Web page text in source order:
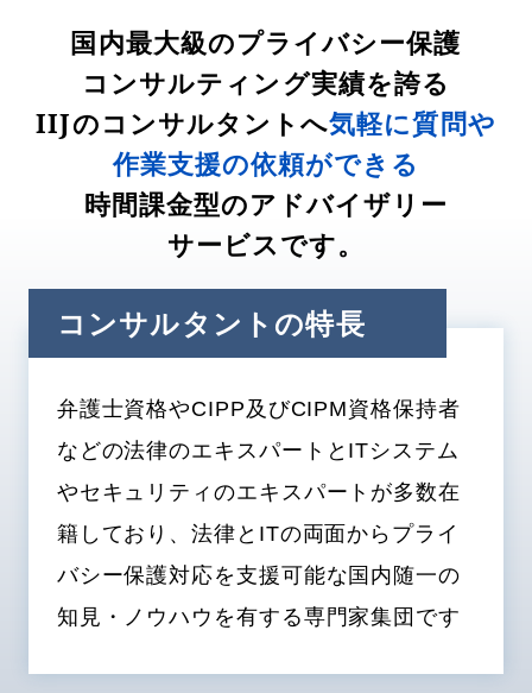
国内最大級のプライバシー保護
コンサルティング実績を誇る
IIJのコンサルタントへ気軽に質問や
作業支援の依頼ができる
時間課金型のアドバイザリー
サービスです。
コンサルタントの特長
弁護士資格やCIPP及びCIPM資格保持者
などの法律のエキスパートとITシステム
やセキュリティのエキスパートが多数在
籍しており、法律とITの両面からプライ
バシー保護対応を支援可能な国内随一の
知見・ノウハウを有する専門家集団です